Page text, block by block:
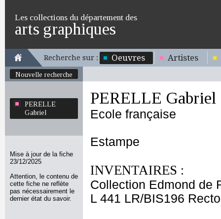
Les collections du département des
arts graphiques
Recherche sur : Oeuvres Artistes
Nouvelle recherche
PERELLE
Gabriel
Mise à jour de la fiche
23/12/2025
Attention, le contenu de
cette fiche ne reflète
pas nécessairement le
dernier état du savoir.
PERELLE Gabriel
Ecole française
Estampe
INVENTAIRES :
Collection Edmond de
L 441 LR/BIS196 Recto